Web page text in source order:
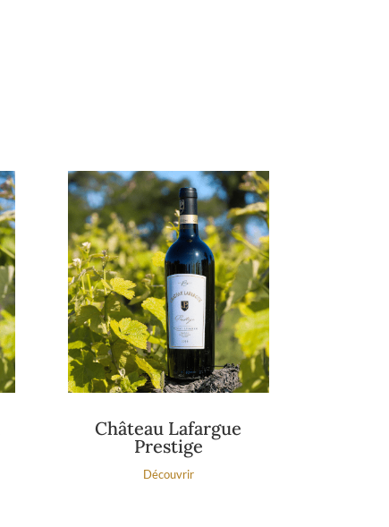
Château Lafargue
Prestige
Découvrir